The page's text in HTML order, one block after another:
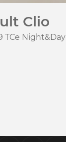
Clio
TCe Night&Day